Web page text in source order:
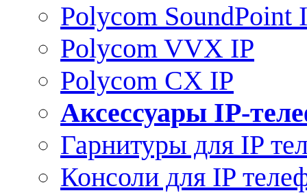
Polycom SoundPoint
Polycom VVX IP
Polycom CX IP
Аксессуары IP-
Гарнитуры для IP
Консоли для IP